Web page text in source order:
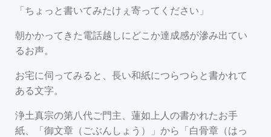
「ちょっと書いてみたけぇ寄ってください」
朝かかってきた電話越しにどこか達成感が滲み出てい
るお声。
お宅に伺ってみると、長い和紙につらつらと書かれて
ある文字。
浄土真宗の第八代ご門主、蓮如上人の書かれたお手
紙、「御文章（ごぶんしょう）」から「白骨章（はっ